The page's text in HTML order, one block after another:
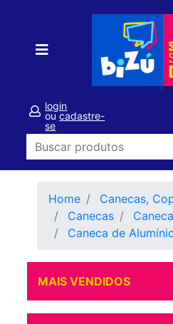
login
oucadastre-
se
Home
Canecas,
Canecas
Caneca de
MAIS VENDIDOS